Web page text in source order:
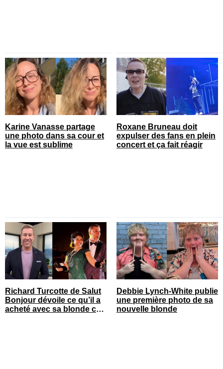
Karine Vanasse partage
une photo dans sa cour et
la vue est sublime
Roxane Bruneau doit
expulser des fans en plein
concert et ça fait réagir
Richard Turcotte de Salut
Bonjour dévoile ce qu’il a
acheté avec sa blonde cet
Debbie Lynch-White publie
une première photo de sa
nouvelle blonde